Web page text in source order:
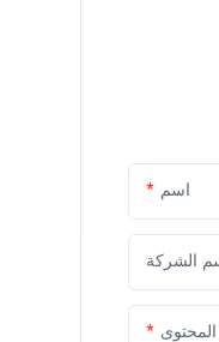
اسم
الشركة
المحتوى